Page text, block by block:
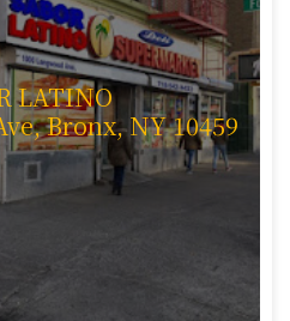
LATINO
Bronx, NY 10459